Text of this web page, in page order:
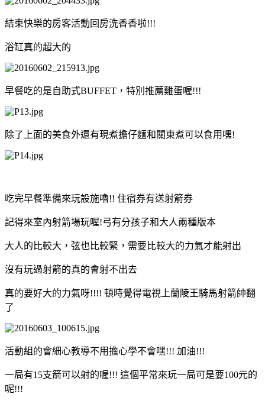
結束快樂的房客活動回房洗香香啦!!!
浴缸真的超大的
早餐吃的是自助式BUFFET，特別推薦雞蛋喔!!!
除了上面的美食外還有現煮擔仔麵和關東煮可以食用嘿!
吃完早餐準備來玩設施嚕!! 住宿券有送射箭券
記得來室內射箭場玩喔!弓有分孩子和大人兩種版本
大人的比較大，弦也比較緊，需要比較大的力氣才能射出
沒有玩過射箭的真的會射不出去
真的要好大的力氣呀!!!! 頓時覺得電視上蘭陵王騎馬射箭帥翻
了
活動組的會細心教導不用擔心學不會嘿!!! 加油!!!
一局有15支箭可以射的喔!!! 這個平常來玩一局可是要100元的
呢!!!